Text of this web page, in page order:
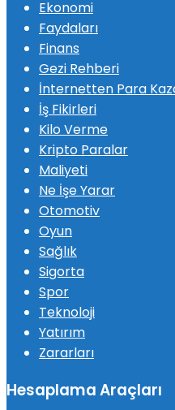
Ekonomi
Faydaları
Finans
Gezi Rehberi
İnternetten Para
İş Fikirleri
Kilo Verme
Kripto Paralar
Maliyeti
Ne İşe Yarar
Otomotiv
Oyun
Sağlık
Sigorta
Spor
Teknoloji
Yatırım
Zararları
Hesaplama Araçları